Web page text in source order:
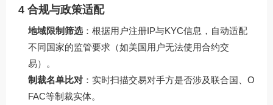
4 合规与政策适配
地域限制筛选：根据用户注册IP与KYC信息，自动适配
不同国家的监管要求（如美国用户无法使用合约交
易）。
制裁名单比对 ：实时扫描交易对手方是否涉及联合国、O
FAC等制裁实体。